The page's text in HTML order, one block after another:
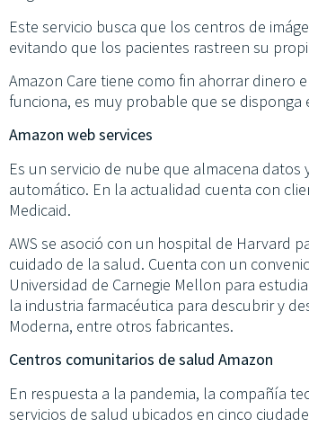
Este servicio busca que los centros de
evitando que los pacientes rastreen su
Amazon Care tiene como fin ahorrar dinero
funciona, es muy probable que se
Amazon web services
Es un servicio de nube que almacena
automático. En la actualidad cuenta con
Medicaid.
AWS se asoció con un hospital de Harvard
cuidado de la salud. Cuenta con un
Universidad de Carnegie Mellon para
la industria farmacéutica para descubrir y
Moderna, entre otros fabricantes.
Centros comunitarios de salud Amazon
En respuesta a la pandemia, la compañía
servicios de salud ubicados en cinco